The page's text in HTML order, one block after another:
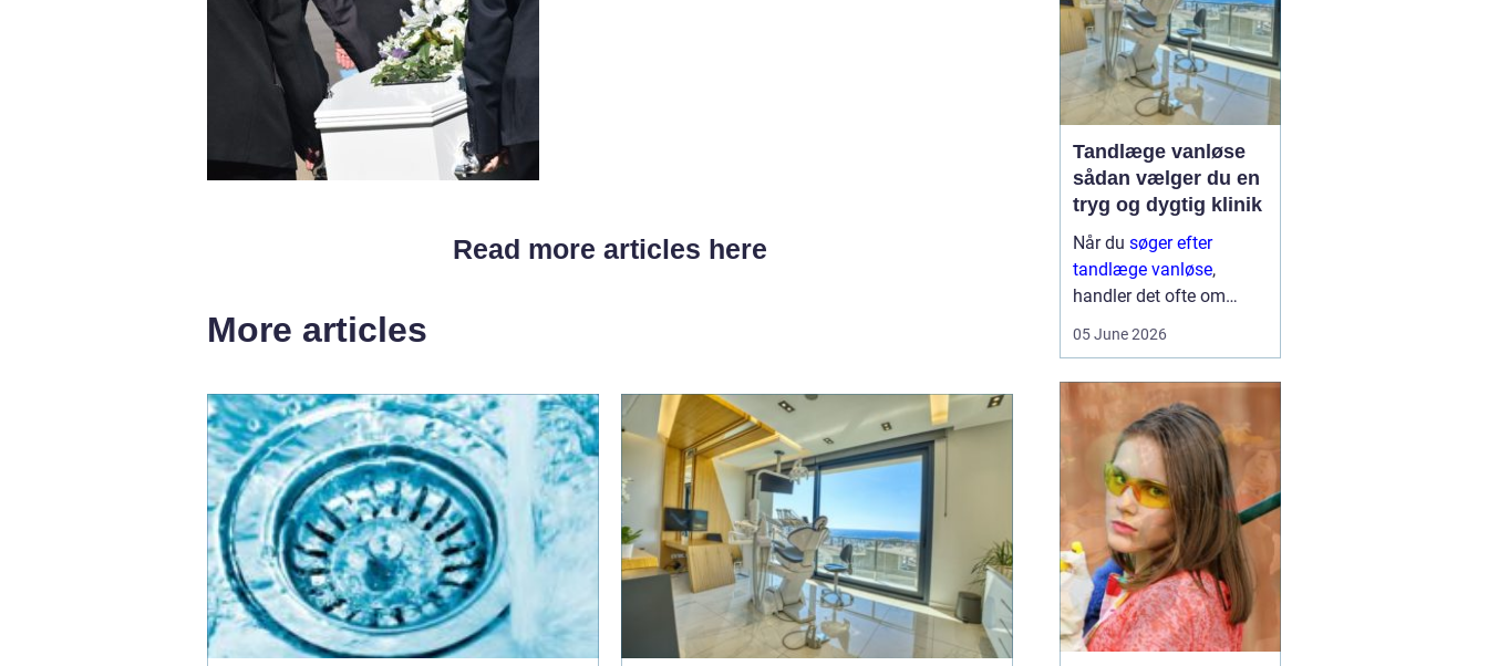
Read more articles here
More articles
Tandlæge vanløse
sådan vælger du en
tryg og dygtig klinik
Når du søger efter
tandlæge vanløse,
handler det ofte om
du kan føle dig tryg, blive
taget alvorligt og få
grundig behandling ...
05 June 2026